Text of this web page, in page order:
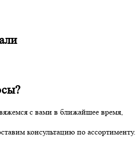
с вами в ближайшее время,
консультацию по ассортименту.